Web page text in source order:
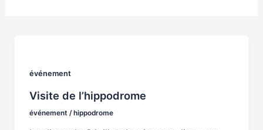
événement
Visite de l’hippodrome
événement / hippodrome